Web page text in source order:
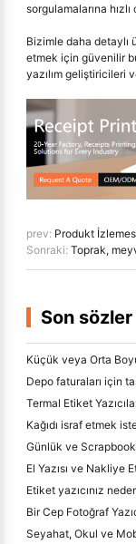
sorgulamalarına
Bizimle daha detaylı
etmek için güvenilir
yazılım geliştiricileri
prev: Produkt
Sonraki: Toprak,
Son sözler
Kağıdı israf etmek
Etiket yazıcınız